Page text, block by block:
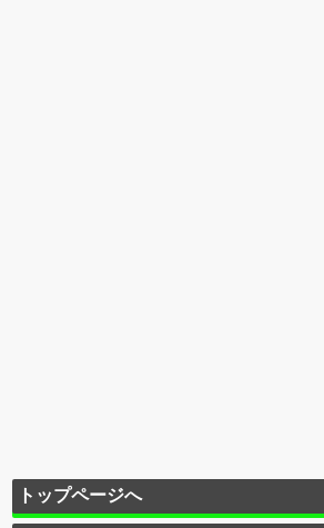
トップページへ